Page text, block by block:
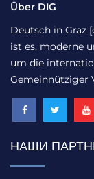
Über DIG
Deutsch in Graz
ist es, moderne
um die
Gemeinnütziger
НАШИ